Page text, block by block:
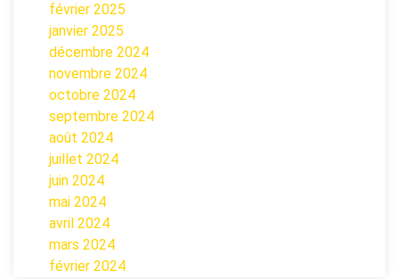
février 2025
janvier 2025
décembre 2024
novembre 2024
octobre 2024
septembre 2024
août 2024
juillet 2024
juin 2024
mai 2024
avril 2024
mars 2024
février 2024